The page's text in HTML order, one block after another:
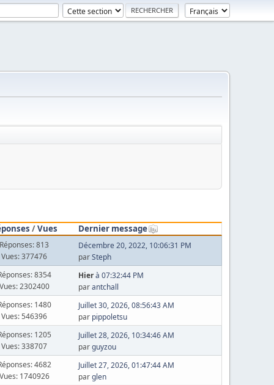
/Vues
Dernier message
Réponses: 813
Vues: 377476
Décembre 20, 2022, 10:06:31 PM
parSteph
8354
Vues: 2302400
Hierà 07:32:44 PM
parantchall
1480
Vues: 546396
Juillet 30, 2026, 08:56:43 AM
par pippoletsu
1205
Vues: 338707
Juillet 28, 2026, 10:34:46 AM
parguyzou
4682
Vues: 1740926
Juillet 27, 2026, 01:47:44 AM
parglen